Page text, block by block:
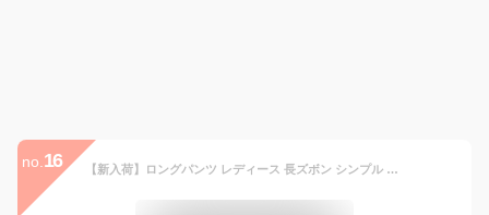
no. 16 【新入荷】ロングパンツ レディース 長ズボン シンプル ハイウエスト ロングパンツ レディース ダンス用パンツ 社交ダンス衣装 ラテンダンス フリンジ付き ダンスウエア 無地 シンプル 女性用 競技 デモ 練習着 大人 上品 ファッション 20代30代40代 女性用